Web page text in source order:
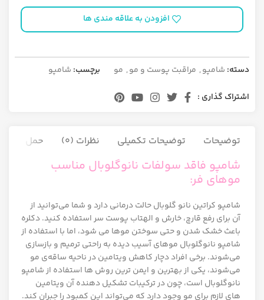
افزودن به علاقه مندی ها
دسته: شامپو, مراقبت پوست و مو, مو برچسب: شامپو
اشتراک گذاری :
توضیحات توضیحات تکمیلی نظرات (0) حمل و نقل
شامپو فاقد سولفات نانوگلوبال مناسب
موهای فر:
شامپو کراتین نانو گلوبال حالت درمانی دارد و شما می‌توانید از
آن برای رفع قارچ، خارش و الهتاب پوست سر استفاده کنید. دکلره
باعث خشک شدن و حتی سوختن موها می شود، اما با استفاده از
شامپو نانوگلوبال موهای آسیب دیده به راحتی ترمیم و بازسازی
می‌شوند. برخی افراد دچار کاهش ویتامین در ناحیه ساقه‌ی مو
می‌شوند، یکی از بهترین و ایمن ترین روش ها استفاده از شامپو
نانوگلوبال است، چون در ترکیبات تشکیل دهنده آن ویتامین
های لازم برای مو وجود دارد که می‌تواند این کمبود را جبران کند.